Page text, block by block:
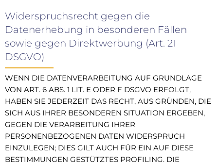
Widerspruchsrecht gegen die
Datenerhebung in besonderen Fällen
sowie gegen Direktwerbung (Art. 21
DSGVO)
WENN DIE DATENVERARBEITUNG AUF GRUNDLAGE
VON ART. 6 ABS. 1 LIT. E ODER F DSGVO ERFOLGT,
HABEN SIE JEDERZEIT DAS RECHT, AUS GRÜNDEN, DIE
SICH AUS IHRER BESONDEREN SITUATION ERGEBEN,
GEGEN DIE VERARBEITUNG IHRER
PERSONENBEZOGENEN DATEN WIDERSPRUCH
EINZULEGEN; DIES GILT AUCH FÜR EIN AUF DIESE
BESTIMMUNGEN GESTÜTZTES PROFILING. DIE